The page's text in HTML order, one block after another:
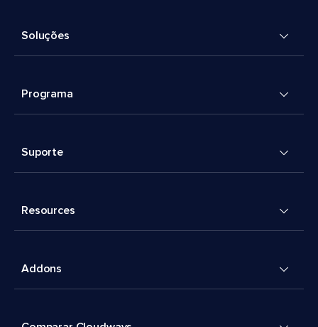
Soluções
Programa
Suporte
Resources
Addons